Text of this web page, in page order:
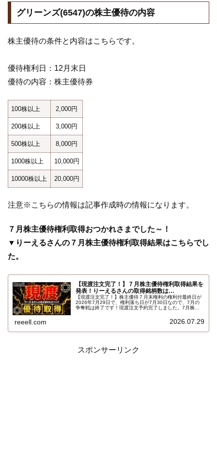
グリーンズ(6547)の株主優待の内容
株主優待の条件と内容はこちらです。
優待権利日：12月末日
優待の内容：株主優待券
100株以上 2,000円
200株以上 3,000円
500株以上 8,000円
1000株以上 10,000円
10000株以上 20,000円
注意※こちらの情報は記事作成時の情報になります。
７月株主優待権利取得おつかれさまでした～！
▼りーえるさんの７月株主優待権利取得結果はこちらでし
た。
【現渡注文完了！】７月株主優待権利取得結果を
発表！りーえるさんの取得銘柄数は…
【現渡注文完了！】株主優待７月末権利の権利付最終日が
2026年7月29日で、権利落ち日が7月30日なので、7月の
争奪戦は終了です！現渡注文予約完了しました。7月株主
reeell.com 2026.07.29
スポンサーリンク